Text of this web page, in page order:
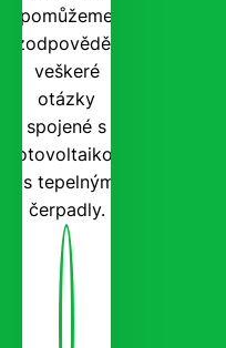
pomůžeme
zodpovědět
veškeré
otázky
spojené s
fotovoltaikou
i s tepelnými
čerpadly.